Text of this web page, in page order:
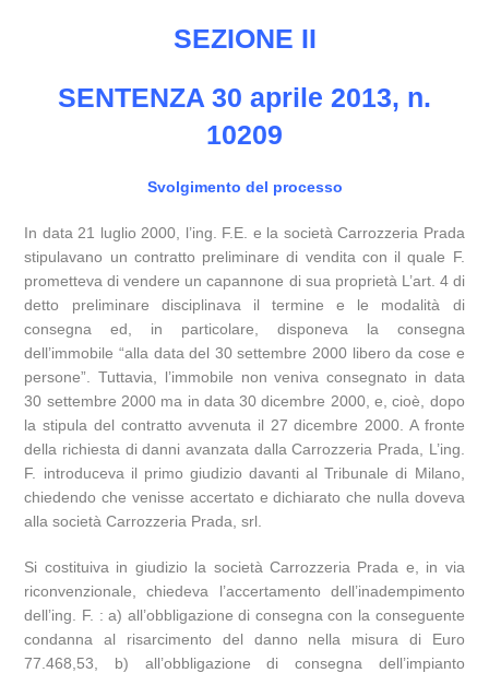
SEZIONE II
SENTENZA 30 aprile 2013, n.
10209
Svolgimento del processo
In data 21 luglio 2000, l’ing. F.E. e la società Carrozzeria Prada
stipulavano un contratto preliminare di vendita con il quale F.
prometteva di vendere un capannone di sua proprietà L’art. 4 di
detto preliminare disciplinava il termine e le modalità di
consegna ed, in particolare, disponeva la consegna
dell’immobile “alla data del 30 settembre 2000 libero da cose e
persone”. Tuttavia, l’immobile non veniva consegnato in data
30 settembre 2000 ma in data 30 dicembre 2000, e, cioè, dopo
la stipula del contratto avvenuta il 27 dicembre 2000. A fronte
della richiesta di danni avanzata dalla Carrozzeria Prada, L’ing.
F. introduceva il primo giudizio davanti al Tribunale di Milano,
chiedendo che venisse accertato e dichiarato che nulla doveva
alla società Carrozzeria Prada, srl.
Si costituiva in giudizio la società Carrozzeria Prada e, in via
riconvenzionale, chiedeva l’accertamento dell’inadempimento
dell’ing. F. : a) all’obbligazione di consegna con la conseguente
condanna al risarcimento del danno nella misura di Euro
77.468,53, b) all’obbligazione di consegna dell’impianto